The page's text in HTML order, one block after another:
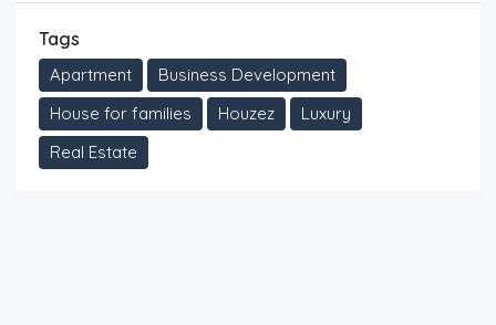
Tags
Apartment
Business Development
House for families
Houzez
Luxury
Real Estate